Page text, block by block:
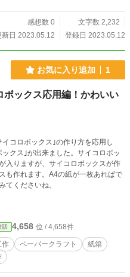
感想数 0
文字数 2,232
新日 2023.05.12
登録日 2023.05.12
お気に入り追加 1
ックス応用編！かわいい
コロボックス｣の作り方を応用し
クス｣が出来ました。サイコロボッ
入りますが、サイコロボックスが作
も作れます。A4の紙が一枚あればで
てくださいね。
話 4,658 位 / 4,658件
作 ペーパークラフト
紙箱